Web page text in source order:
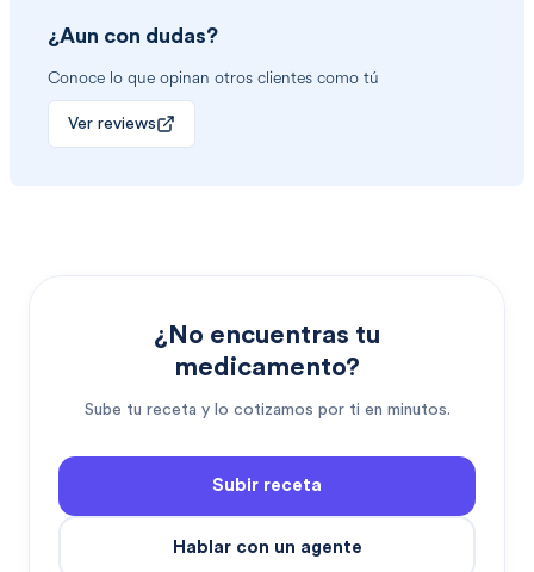
¿Aun con dudas?
Conoce lo que opinan otros clientes como tú
Ver reviews
¿No encuentras tu
medicamento?
Sube tu receta y lo cotizamos por ti en minutos.
Subir receta
Hablar con un agente